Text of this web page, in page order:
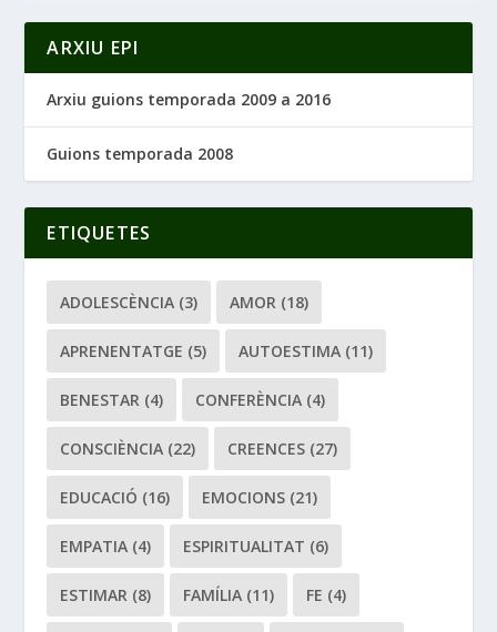
ARXIU EPI
Arxiu guions temporada 2009 a 2016
Guions temporada 2008
ETIQUETES
ADOLESCÈNCIA (3) AMOR (18)
APRENENTATGE (5) AUTOESTIMA (11)
BENESTAR (4) CONFERÈNCIA (4)
CONSCIÈNCIA (22) CREENCES (27)
EDUCACIÓ (16) EMOCIONS (21)
EMPATIA (4) ESPIRITUALITAT (6)
ESTIMAR (8) FAMÍLIA (11) FE (4)